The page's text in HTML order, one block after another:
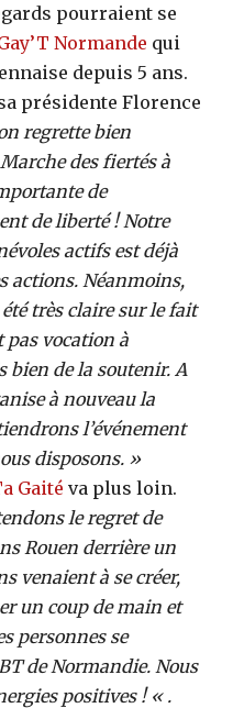
pourraient se
Normande qui
depuis 5 ans.
présidente Florence
regrette bien
des fiertés à
de
de liberté ! Notre
actifs est déjà
actions. Néanmoins,
très claire sur le fait
pas vocation à
bien de la soutenir. A
à nouveau la
l’événement
disposons. »
Gaité va plus loin.
le regret de
Rouen derrière un
venaient à se créer,
un coup de main et
personnes se
de Normandie. Nous
positives ! « .